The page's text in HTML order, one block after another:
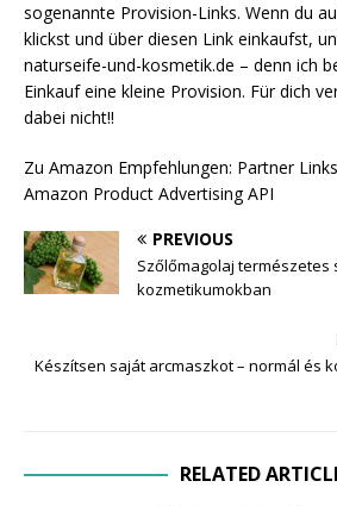
sogenannte Provision-Links. Wenn du
klickst und über diesen Link einkaufst,
naturseife-und-kosmetik.de – denn ich
Einkauf eine kleine Provision. Für dich
dabei nicht!!
Zu Amazon Empfehlungen: Partner
Amazon Product Advertising API
PREVIOUS
Szőlőmagolaj
kozmetikumokban
Készítsen saját arcmaszkot – normál és
RELATED